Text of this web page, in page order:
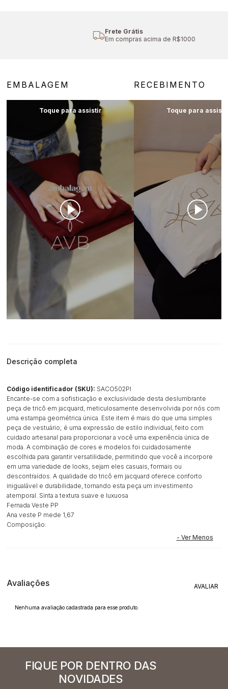
Frete Grátis
Em compras acima de R$1000
EMBALAGEM RECEBIMENTO
Descrição completa
Código identificador (SKU): SACO502PI
Encante-se com a sofisticação e exclusividade desta deslumbrante
peça de tricô em jacquard, meticulosamente desenvolvida por nós com
uma estampa geométrica única. Este item é mais do que uma simples
peça de vestuário; é uma expressão de estilo individual, feito com
cuidado artesanal para proporcionar a você uma experiência única de
moda. A combinação de cores e modelos foi cuidadosamente
escolhida para garantir versatilidade, permitindo que você a incorpore
em uma variedade de looks, sejam eles casuais, formais ou
descontraídos. A qualidade do tricô em jacquard oferece conforto
inigualável e durabilidade, tornando esta peça um investimento
atemporal. Sinta a textura suave e luxuosa
Fernada Veste PP
Ana veste P mede 1,67
Composição:
Avaliações
Nenhuma avaliação cadastrada para esse produto.
FIQUE POR DENTRO DAS
NOVIDADES